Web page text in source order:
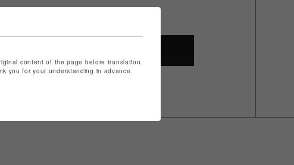
content of the page before translation.
you for your understanding in advance.